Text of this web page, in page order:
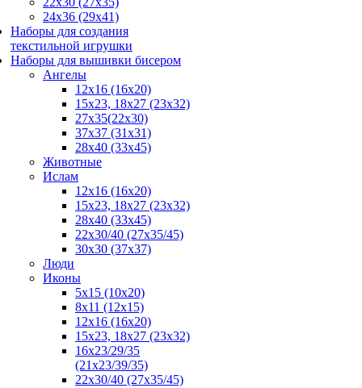
24х36 (29х41)
Наборы для создания
текстильной игрушки
Наборы для вышивки бисером
Ангелы
12х16 (16х20)
15x23, 18х27 (23х32)
27x35(22x30)
37x37 (31x31)
28х40 (33х45)
Животные
Ислам
12x16 (16х20)
15x23, 18х27 (23х32)
28x40 (33x45)
22х30/40 (27х35/45)
30x30 (37x37)
Люди
Иконы
5x15 (10х20)
8x11 (12х15)
12x16 (16х20)
15x23, 18х27 (23х32)
16х23/29/35
(21х23/39/35)
22x30/40 (27x35/45)